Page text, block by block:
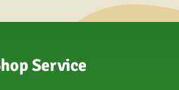
Service